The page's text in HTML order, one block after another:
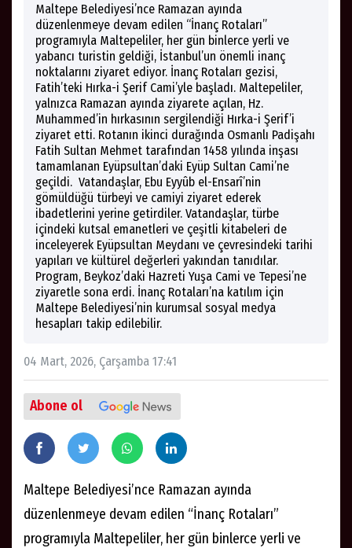
Maltepe Belediyesi’nce Ramazan ayında
düzenlenmeye devam edilen “İnanç Rotaları”
programıyla Maltepeliler, her gün binlerce yerli ve
yabancı turistin geldiği, İstanbul’un önemli inanç
noktalarını ziyaret ediyor. İnanç Rotaları gezisi,
Fatih’teki Hırka-i Şerif Cami’yle başladı. Maltepeliler,
yalnızca Ramazan ayında ziyarete açılan, Hz.
Muhammed’in hırkasının sergilendiği Hırka-i Şerif’i
ziyaret etti. Rotanın ikinci durağında Osmanlı Padişahı
Fatih Sultan Mehmet tarafından 1458 yılında inşası
tamamlanan Eyüpsultan’daki Eyüp Sultan Cami’ne
geçildi. Vatandaşlar, Ebu Eyyûb el-Ensarî’nin
gömüldüğü türbeyi ve camiyi ziyaret ederek
ibadetlerini yerine getirdiler. Vatandaşlar, türbe
içindeki kutsal emanetleri ve çeşitli kitabeleri de
inceleyerek Eyüpsultan Meydanı ve çevresindeki tarihi
yapıları ve kültürel değerleri yakından tanıdılar.
Program, Beykoz’daki Hazreti Yuşa Cami ve Tepesi’ne
ziyaretle sona erdi. İnanç Rotaları’na katılım için
Maltepe Belediyesi’nin kurumsal sosyal medya
hesapları takip edilebilir.
04 Mart, 2026, Çarşamba 17:41
Abone ol
Maltepe Belediyesi’nce Ramazan ayında
düzenlenmeye devam edilen “İnanç Rotaları”
programıyla Maltepeliler, her gün binlerce yerli ve